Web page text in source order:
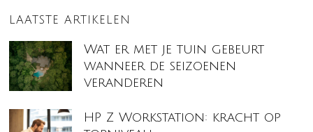
LAATSTE ARTIKELEN
Wat er met je tuin gebeurt
wanneer de seizoenen
veranderen
HP Z Workstation: kracht op